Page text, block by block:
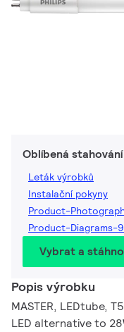
Oblíbená stahování
Leták výrobků
Instalační pokyny
Product-
Product-Diagrams-
Vybrat a
Popis výrobku
MASTER, LEDtube,
LED alternative to